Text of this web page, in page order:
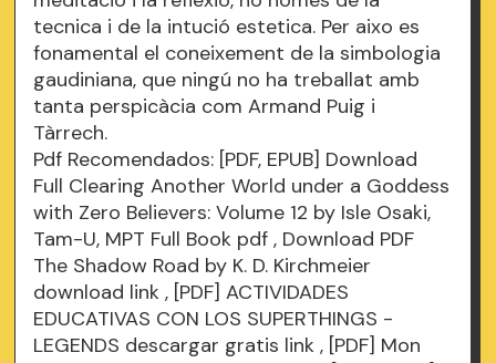
tecnica i de la intució estetica. Per aixo es
fonamental el coneixement de la simbologia
gaudiniana, que ningú no ha treballat amb
tanta perspicàcia com Armand Puig i
Tàrrech.
Pdf Recomendados: [PDF, EPUB] Download
Full Clearing Another World under a Goddess
with Zero Believers: Volume 12 by Isle Osaki,
Tam-U, MPT Full Book pdf , Download PDF
The Shadow Road by K. D. Kirchmeier
download link , [PDF] ACTIVIDADES
EDUCATIVAS CON LOS SUPERTHINGS -
LEGENDS descargar gratis link , [PDF] Mon